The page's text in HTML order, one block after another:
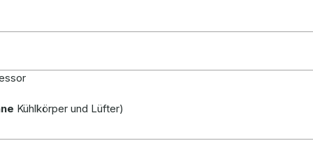
Kühlkörper und Lüfter)